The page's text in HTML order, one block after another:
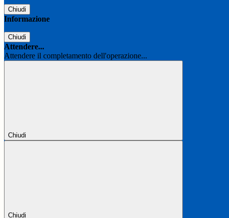
Chiudi
Informazione
Chiudi
Attendere...
Attendere il completamento dell'operazione...
Chiudi
Chiudi